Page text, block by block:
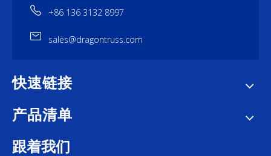
+86 136 3132 8997
sales@dragontruss.com
快速链接
产品清单
跟着我们